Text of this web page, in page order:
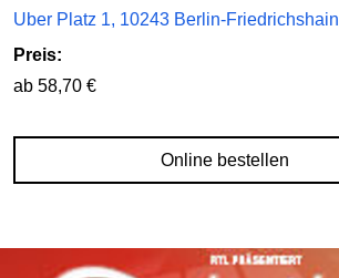
Uber Platz 1, 10243 Berlin-Friedrichshain
Preis:
ab 58,70 €
Online bestellen